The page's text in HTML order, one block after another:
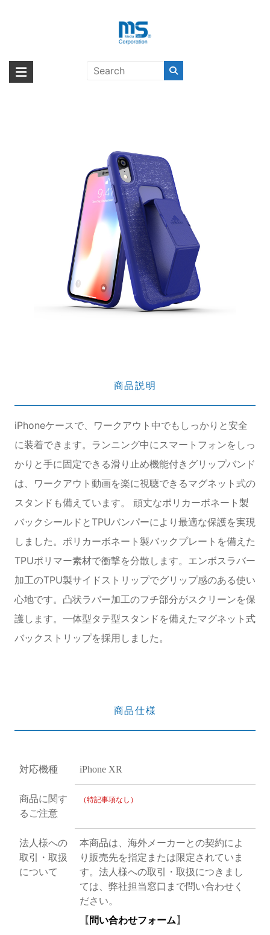
海外輸入ブランド商品｜株式会社
海外事業部が取り揃えている海外輸入商品には、日本では珍しい「海外ブ
ランド」をはじめ「ユニークな商品」「機能的な商品」「コストパフォー
Performance Grip Case FW18
商品説明
iPhoneケースで、ワークアウト中でもしっかりと安全
に装着できます。ランニング中にスマートフォンをしっ
かりと手に固定できる滑り止め機能付きグリップバンド
は、ワークアウト動画を楽に視聴できるマグネット式の
スタンドも備えています。 頑丈なポリカーボネート製
バックシールドとTPUバンパーにより最適な保護を実現
しました。ポリカーボネート製バックプレートを備えた
TPUポリマー素材で衝撃を分散します。エンボスラバー
加工のTPU製サイドストリップでグリップ感のある使い
心地です。凸状ラバー加工のフチ部分がスクリーンを保
護します。一体型タテ型スタンドを備えたマグネット式
バックストリップを採用しました。
商品仕様
対応機種 iPhone XR
商品に関す
るご注意
（特記事項なし）
法人様への
取引・取扱
について
本商品は、海外メーカーとの契約によ
り販売先を指定または限定されていま
す。法人様への取引・取扱につきまし
ては、弊社担当窓口まで問い合わせく
ださい。
【 問い合わせフォーム 】